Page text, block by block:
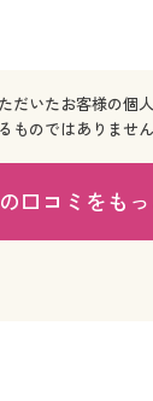
だいたお客様の個
ものではありません
口コミをも